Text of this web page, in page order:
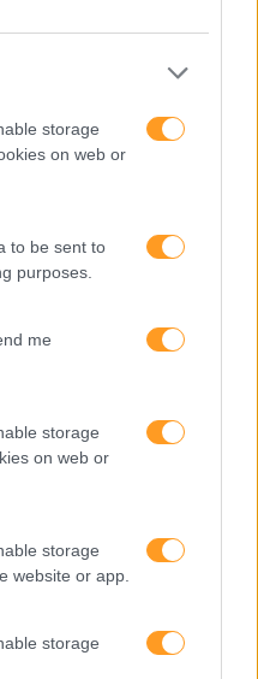
storage
on web or
to be sent to
purposes.
me
storage
on web or
storage
website or app.
storage
liderada por quem não
em vários